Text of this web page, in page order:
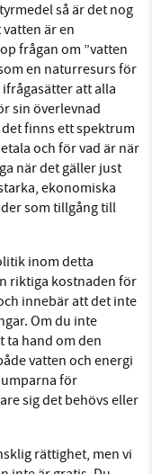
så är det nog
är en
frågan om ”vatten
en naturresurs för
att alla
sin överlevnad
finns ett spektrum
och för vad är när
när det gäller just
ekonomiska
som tillgång till
inom detta
riktiga kostnaden för
innebär att det inte
Om du inte
ta hand om den
vatten och energi
för
sig det behövs eller
rättighet, men vi